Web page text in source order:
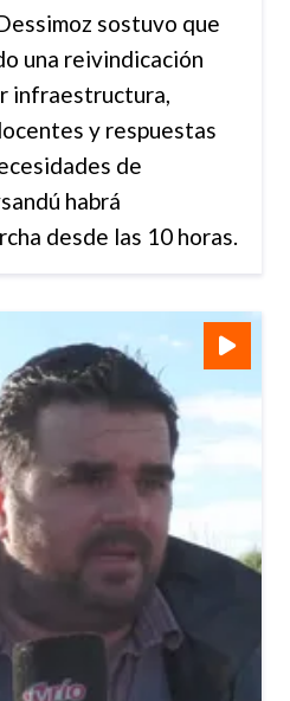
sostuvo que
una reivindicación
infraestructura,
y respuestas
de
habrá
desde las 10 horas.